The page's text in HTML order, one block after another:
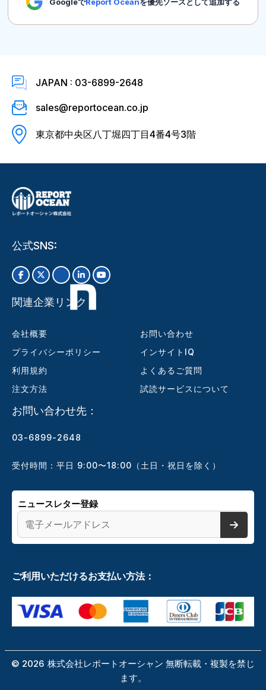
JAPAN : 03-6899-2648
sales@reportocean.co.jp
東京都中央区八丁堀四丁目4番4号3階
公式SNS:
関連企業リンク
会社概要
プライバシーポリシー
利用規約
注文方法
お問い合わせ
インサイトIQ
よくあるご質問
試読サービスについて
お問い合わせ先：
03-6899-2648
受付時間：平日 9:00〜18:00（土日・祝日を除く）
ニュースレター登録
ご利用いただけるお支払い方法：
© 2026 株式会社レポートオーシャン 無断転載・複製を禁じ
ます。